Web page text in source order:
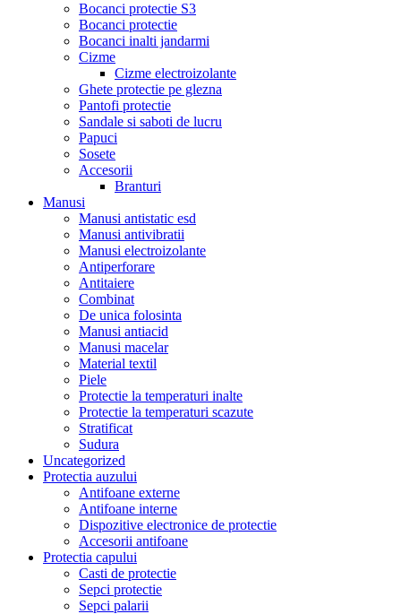
Bocanci protectie S3
Bocanci protectie
Bocanci inalti jandarmi
Cizme
Cizme electroizolante
Ghete protectie pe glezna
Pantofi protectie
Sandale si saboti de lucru
Papuci
Sosete
Accesorii
Branturi
Manusi
Manusi antistatic esd
Manusi antivibratii
Manusi electroizolante
Antiperforare
Antitaiere
Combinat
De unica folosinta
Manusi antiacid
Manusi macelar
Material textil
Piele
Protectie la temperaturi inalte
Protectie la temperaturi scazute
Stratificat
Sudura
Uncategorized
Protectia auzului
Antifoane externe
Antifoane interne
Dispozitive electronice de protectie
Accesorii antifoane
Protectia capului
Casti de protectie
Sepci protectie
Sepci palarii